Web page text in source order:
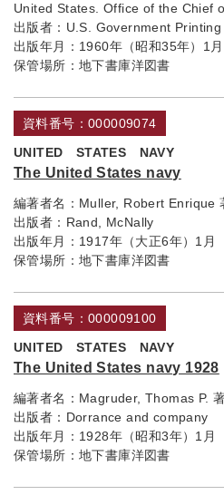
United States. Office of the Chief
出版者： U.S. Government
出版年月： 1960年（昭和35年）1月
保管場所： 地下書庫洋図書
資料番号：000009074
UNITED STATES NAVY
The United States navy
編著者名： Muller, Robert Enrique
出版者： Rand, McNally
出版年月： 1917年（大正6年）1月
保管場所： 地下書庫洋図書
資料番号：000009100
UNITED STATES NAVY
The United States navy 1928
編著者名： Magruder, Thomas P.
出版者： Dorrance and company
出版年月： 1928年（昭和3年）1月
保管場所： 地下書庫洋図書